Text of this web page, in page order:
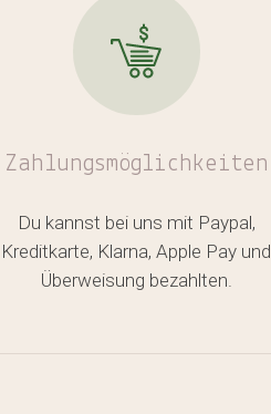
Zahlungsmöglichkeiten
Du kannst bei uns mit Paypal,
Kreditkarte, Klarna, Apple Pay und
Überweisung bezahlten.